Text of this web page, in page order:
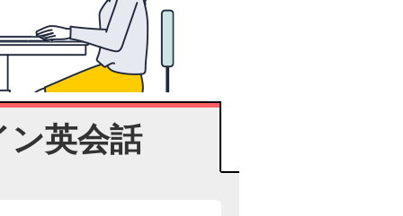
ン英会話